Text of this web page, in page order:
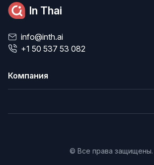
In Thai
info@inth.ai
+1 50 537 53 082
Компания
© Все права защищены.